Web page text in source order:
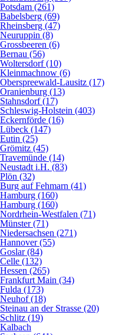
Potsdam (261)
Babelsberg (69)
Rheinsberg (47)
Neuruppin (8)
Grossbeeren (6)
Bernau (56)
Woltersdorf (10)
Kleinmachnow (6)
Oberspreewald-Lausitz (17)
Oranienburg (13)
Stahnsdorf (17)
Schleswig-Holstein (403)
Eckernförde (16)
Lübeck (147)
Eutin (25)
Grömitz (45)
Travemünde (14)
Neustadt i.H. (83)
Plön (32)
Burg auf Fehmarn (41)
Hamburg (160)
Hamburg (160)
Nordrhein-Westfalen (71)
Münster (71)
Niedersachsen (271)
Hannover (55)
Goslar (84)
Celle (132)
Hessen (265)
Frankfurt Main (34)
Fulda (173)
Neuhof (18)
Steinau an der Strasse (20)
Schlitz (19)
Kalbach